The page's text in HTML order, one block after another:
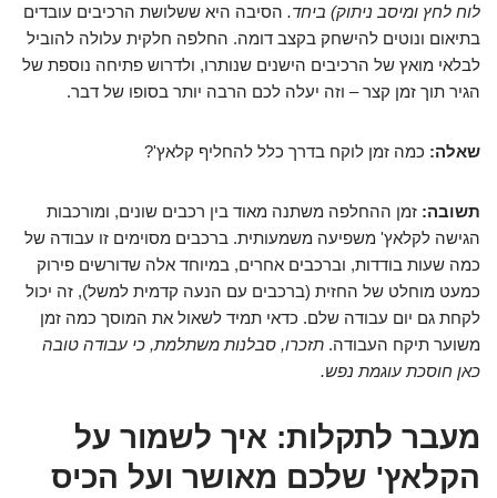
לוח לחץ ומיסב ניתוק) ביחד. הסיבה היא ששלושת הרכיבים עובדים
בתיאום ונוטים להישחק בקצב דומה. החלפה חלקית עלולה להוביל
לבלאי מואץ של הרכיבים הישנים שנותרו, ולדרוש פתיחה נוספת של
הגיר תוך זמן קצר – וזה יעלה לכם הרבה יותר בסופו של דבר.
שאלה: כמה זמן לוקח בדרך כלל להחליף קלאץ'?
תשובה: זמן ההחלפה משתנה מאוד בין רכבים שונים, ומורכבות
הגישה לקלאץ' משפיעה משמעותית. ברכבים מסוימים זו עבודה של
כמה שעות בודדות, וברכבים אחרים, במיוחד אלה שדורשים פירוק
כמעט מוחלט של החזית (ברכבים עם הנעה קדמית למשל), זה יכול
לקחת גם יום עבודה שלם. כדאי תמיד לשאול את המוסך כמה זמן
משוער תיקח העבודה. תזכרו, סבלנות משתלמת, כי עבודה טובה
כאן חוסכת עוגמת נפש.
מעבר לתקלות: איך לשמור על
הקלאץ' שלכם מאושר ועל הכיס